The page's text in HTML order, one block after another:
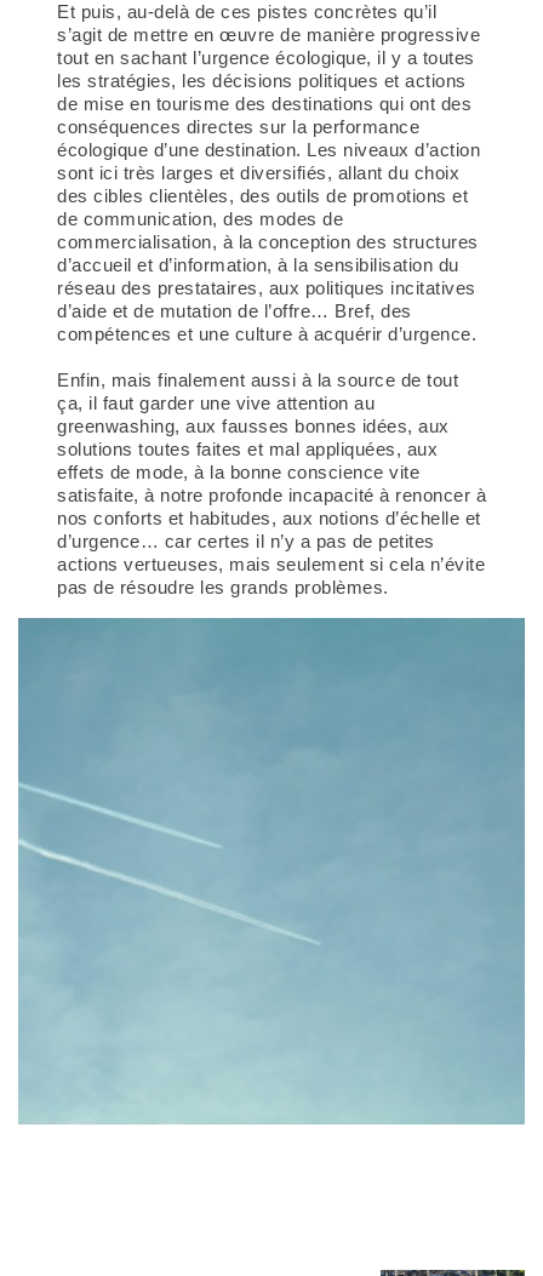
Et puis, au-delà de ces pistes concrètes qu’il
s’agit de mettre en œuvre de manière progressive
tout en sachant l’urgence écologique, il y a toutes
les stratégies, les décisions politiques et actions
de mise en tourisme des destinations qui ont des
conséquences directes sur la performance
écologique d’une destination. Les niveaux d’action
sont ici très larges et diversifiés, allant du choix
des cibles clientèles, des outils de promotions et
de communication, des modes de
commercialisation, à la conception des structures
d’accueil et d’information, à la sensibilisation du
réseau des prestataires, aux politiques incitatives
d’aide et de mutation de l’offre… Bref, des
compétences et une culture à acquérir d’urgence.
Enfin, mais finalement aussi à la source de tout
ça, il faut garder une vive attention au
greenwashing, aux fausses bonnes idées, aux
solutions toutes faites et mal appliquées, aux
effets de mode, à la bonne conscience vite
satisfaite, à notre profonde incapacité à renoncer à
nos conforts et habitudes, aux notions d’échelle et
d’urgence… car certes il n’y a pas de petites
actions vertueuses, mais seulement si cela n’évite
pas de résoudre les grands problèmes.